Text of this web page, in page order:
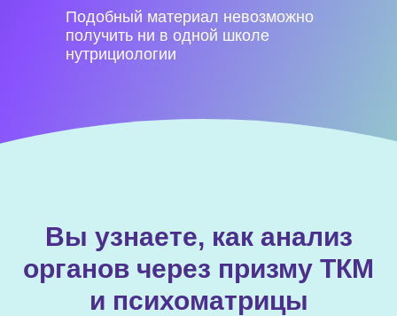
Подобный материал невозможно
получить ни в одной школе
нутрициологии
Вы узнаете, как анализ
органов через призму ТКМ
и психоматрицы